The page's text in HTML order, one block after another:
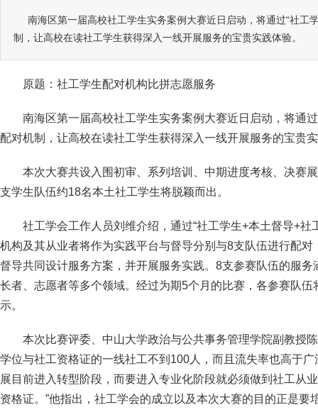
南海区第一届高校社工学生实务案例大赛近日启动，将通过“社工
制，让高校在读社工学生获得深入一线开展服务的宝贵实践体验。
原题：社工学生配对机构比拼志愿服务
南海区第一届高校社工学生实务案例大赛近日启动，将通
配对机制，让高校在读社工学生获得深入一线开展服务的宝贵
本次大赛共设入围初审、系列培训、中期进度考核、决赛
支学生队伍约18名本土社工学生将脱颖而出。
社工学会工作人员刘维介绍，通过“社工学生+本土督导+社
机构及其从业者将作为实践平台与督导分别与8支队伍进行配
督导共同设计服务方案，并开展服务实践。8支参赛队伍的服
长者、志愿者等多个领域。经过为期5个月的比赛，各参赛队
示。
本次比赛评委、中山大学政治与公共事务管理学院副教授
学位与社工资格证的一线社工不到100人，而且流失率也高于
展目前进入转型阶段，而要进入专业化阶段就必须做到社工从
资格证。”他指出，社工学会的成立以及本次大赛的目的正是要